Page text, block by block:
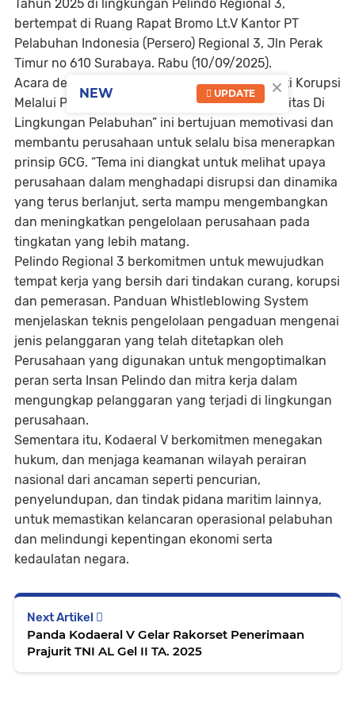
Tahun 2025 di lingkungan Pelindo Regional 3,
bertempat di Ruang Rapat Bromo Lt.V Kantor PT
Pelabuhan Indonesia (Persero) Regional 3, Jln Perak
Timur no 610 Surabaya. Rabu (10/09/2025).
Acara dengan tema "Mewujudkan Budaya Anti Korupsi
Melalui Penanaman Nilai Integritas Dan Sinergitas Di
Lingkungan Pelabuhan” ini bertujuan memotivasi dan
membantu perusahaan untuk selalu bisa menerapkan
prinsip GCG. “Tema ini diangkat untuk melihat upaya
perusahaan dalam menghadapi disrupsi dan dinamika
yang terus berlanjut, serta mampu mengembangkan
dan meningkatkan pengelolaan perusahaan pada
tingkatan yang lebih matang.
Pelindo Regional 3 berkomitmen untuk mewujudkan
tempat kerja yang bersih dari tindakan curang, korupsi
dan pemerasan. Panduan Whistleblowing System
menjelaskan teknis pengelolaan pengaduan mengenai
jenis pelanggaran yang telah ditetapkan oleh
Perusahaan yang digunakan untuk mengoptimalkan
peran serta Insan Pelindo dan mitra kerja dalam
mengungkap pelanggaran yang terjadi di lingkungan
perusahaan.
Sementara itu, Kodaeral V berkomitmen menegakan
hukum, dan menjaga keamanan wilayah perairan
nasional dari ancaman seperti pencurian,
penyelundupan, dan tindak pidana maritim lainnya,
untuk memastikan kelancaran operasional pelabuhan
dan melindungi kepentingan ekonomi serta
kedaulatan negara.
Next Artikel
Panda Kodaeral V Gelar Rakorset Penerimaan
Prajurit TNI AL Gel II TA. 2025
×
NEW UPDATE